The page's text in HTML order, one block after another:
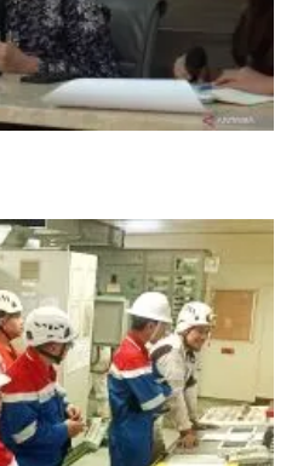
warga kepada Gubernur